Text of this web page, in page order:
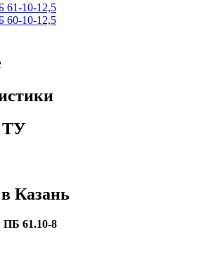
61-10-12,5
60-10-12,5
ТУ
Казань
ПБ 61.10-8